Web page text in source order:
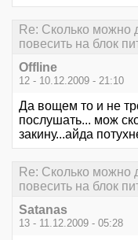
Re: Сколько можно
повесить на блок
Offline
12 - 10.12.2009 - 21:10
Да вощем то и не
послушать... мож
закину...айда
Re: Сколько можно
повесить на блок
Satanas
13 - 11.12.2009 - 05:28